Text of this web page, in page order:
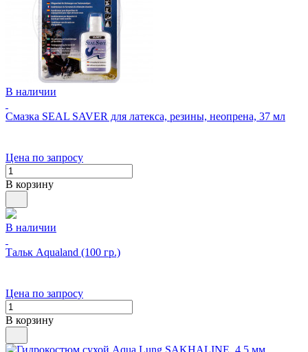
В наличии
Смазка SEAL SAVER для латекса, резины, неопрена, 37 мл
Цена по запросу
В корзину
В наличии
Тальк Aqualand (100 гр.)
Цена по запросу
В корзину